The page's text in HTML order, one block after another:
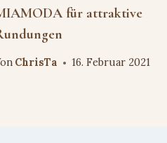
für attraktive
ChrisTa 16. Februar 2021